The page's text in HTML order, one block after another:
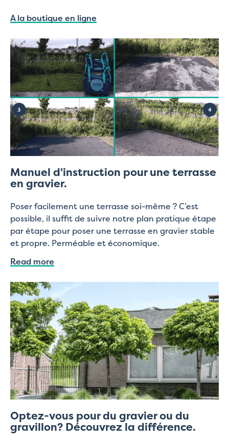
A la boutique en ligne
Manuel d'instruction pour une terrasse
en gravier.
Poser facilement une terrasse soi-même ? C’est
possible, il suffit de suivre notre plan pratique étape
par étape pour poser une terrasse en gravier stable
et propre. Perméable et économique.
Read more
Optez-vous pour du gravier ou du
gravillon? Découvrez la différence.